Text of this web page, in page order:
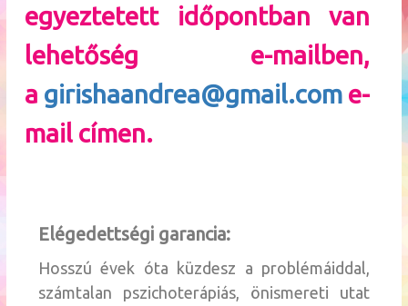
egyeztetett időpontban van
lehetőség e-mailben,
a girishaandrea@gmail.com e-
mail címen.
Elégedettségi garancia:
Hosszú évek óta küzdesz a problémáiddal,
számtalan pszichoterápiás, önismereti utat